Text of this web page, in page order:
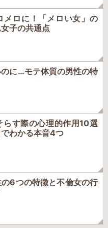
メロに！「メロい女」の
子の共通点
に…モテ体質の男性の特
らす際の心理的作用10選
でわかる本音4つ
6つの特徴と不倫女の行